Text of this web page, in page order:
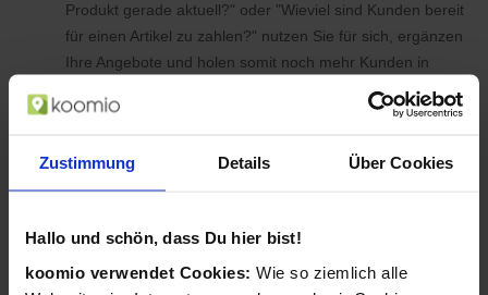
Zustimmung Details Über Cookies
Hallo und schön, dass Du hier bist!
koomio verwendet Cookies: Wie so ziemlich alle
Produkt gerade aktuell?" oder "Wieviel sind Kunden bereit
für einen Artikel zu zahlen?" nutzen Sie für sich, ergänzen
Ihre Angebote und holen somit noch mehr Kunden in